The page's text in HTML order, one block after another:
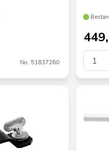
No. 51837260